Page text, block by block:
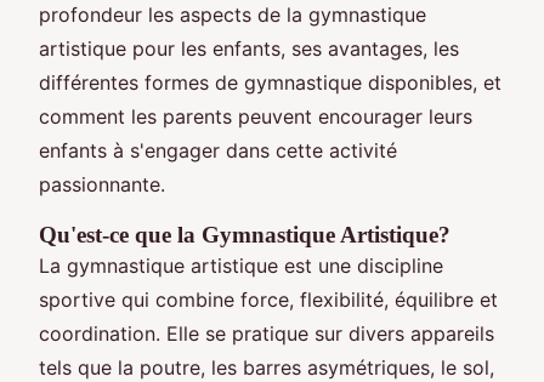
profondeur les aspects de la gymnastique
artistique pour les enfants, ses avantages, les
différentes formes de gymnastique disponibles, et
comment les parents peuvent encourager leurs
enfants à s'engager dans cette activité
passionnante.
Qu'est-ce que la Gymnastique Artistique?
La gymnastique artistique est une discipline
sportive qui combine force, flexibilité, équilibre et
coordination. Elle se pratique sur divers appareils
tels que la poutre, les barres asymétriques, le sol,